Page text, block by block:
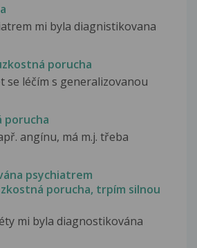
mi byla diagnistikovana
porucha
se léčím s generalizovanou
porucha
angínu, má m.j. třeba
psychiatrem
porucha, trpím silnou
mi byla diagnostikována